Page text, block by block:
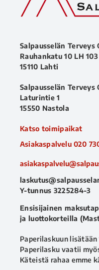
Salpausselän Terveys
Rauhankatu 10 LH 103
15110 Lahti
Salpausselän Terveys
Laturintie 1
15550 Nastola
Katso toimipaikat
Asiakaspalvelu 020
Y-tunnus 3225284-3
Ensisijainen
ja luottokorteilla
Paperilaskuun
Paperilasku vaatii
Käteistä rahaa emme